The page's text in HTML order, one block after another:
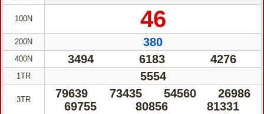
100N 46
200N 380
400N 3494 6183 4276
1TR 5554
3TR 79639 73435 54560
26986
69755
80856 81331